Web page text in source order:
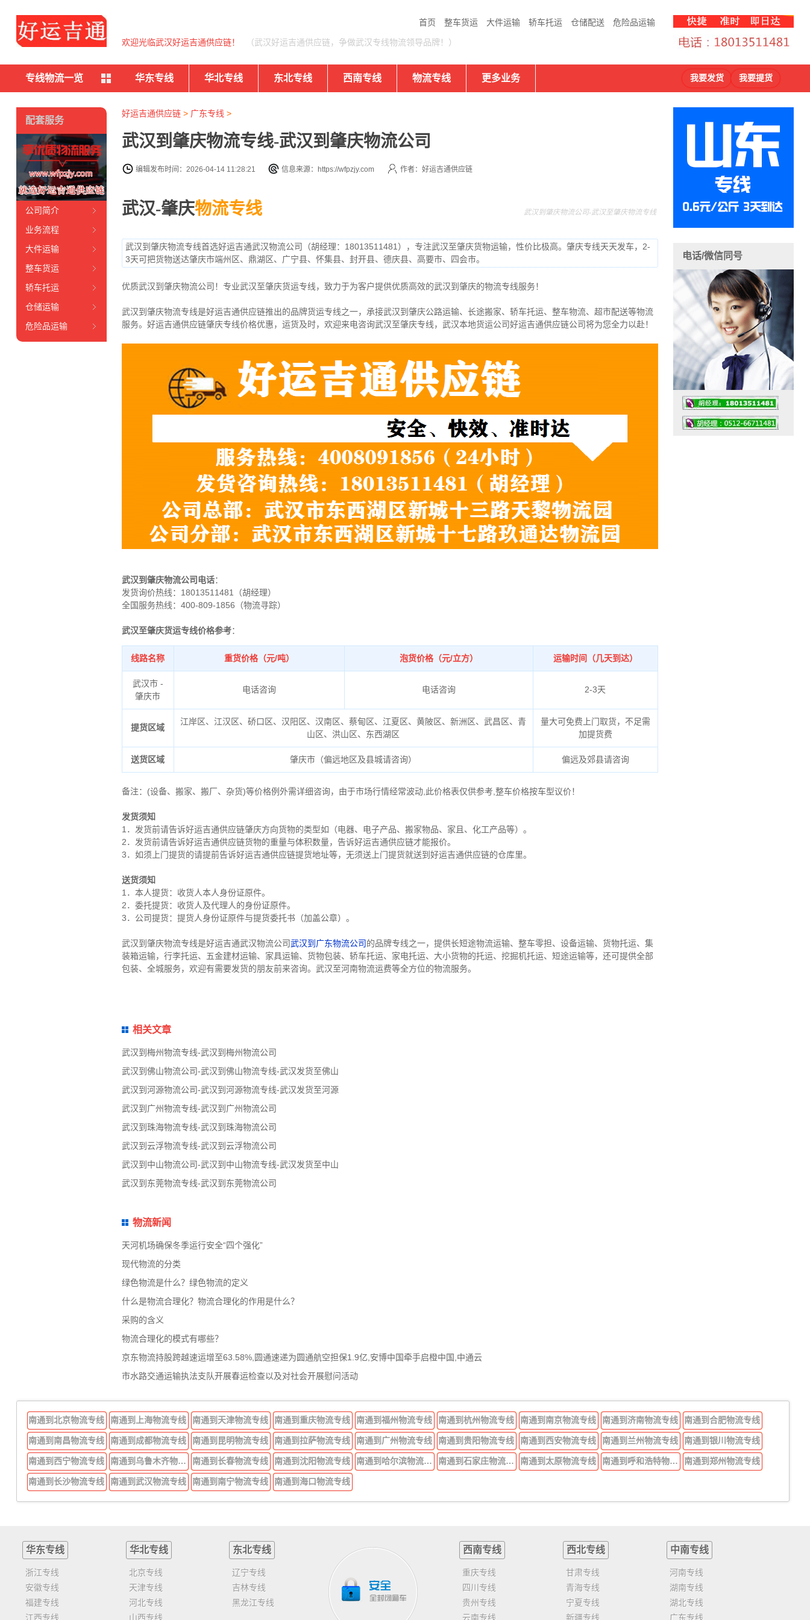
首页 整车货运 大件运输 轿车托运 仓储配送 危险品运输
欢迎光临武汉好运吉通供应链！ （武汉好运吉通供应链，争做武汉专线物流领导品牌！）
专线物流一览 华东专线 华北专线 东北专线 西南专线 物流专线 更多业务 我要发货 我要提货
好运吉通供应链> 广东专线 >
武汉到肇庆物流专线-武汉到肇庆物流公司
编辑发布时间：2026-04-14 11:28:21 信息来源：https://wfpzjy.com 作者：好运吉通供应链
武汉-肇庆物流专线 武汉到肇庆物流公司-武汉至肇庆物流专线
武汉到肇庆物流专线首选好运吉通武汉物流公司（胡经理：18013511481），专注武汉至肇庆货物运输，性价比极高。肇庆专线天天发车，2-
3天可把货物送达肇庆市端州区、鼎湖区、广宁县、怀集县、封开县、德庆县、高要市、四会市。
优质武汉到肇庆物流公司！专业武汉至肇庆货运专线，致力于为客户提供优质高效的武汉到肇庆的物流专线服务！
武汉到肇庆物流专线是好运吉通供应链推出的品牌货运专线之一， 承接武汉到肇庆公路运输、长途搬家、轿车托运、整车物流、超市配送等物流
服务。 好运吉通供应链肇庆专线价格优惠，运货及时，欢迎来电咨询武汉至肇庆专线，武汉本地货运公司好运吉通供应链公司将为您全力以赴！
武汉到肇庆物流公司电话：
发货询价热线： 18013511481（胡经理）
全国服务热线：400-809-1856（物流寻踪）
武汉至肇庆货运专线价格参考：
线路名称 重货价格（元/吨） 泡货价格（元/立方） 运输时间（几天到达）
武汉市 -
肇庆市
电话咨询 电话咨询 2-3天
提货区域
江岸区、江汉区、硚口区、汉阳区、汉南区、蔡甸区、江夏区、黄陂区、新洲区、武昌区、青
山区、洪山区、东西湖区
量大可免费上门取货，不足需
加提货费
送货区域 肇庆市（偏远地区及县城请咨询） 偏远及郊县请咨询
备注： (设备、搬家、搬厂、杂货)等价格例外需详细咨询，由于市场行情经常波动,此价格表仅供参考,整车价格按车型议价！
发货须知
1．发货前请告诉好运吉通供应链肇庆方向货物的类型如（电器、电子产品、搬家物品、家且、化工产品等）。
2．发货前请告诉好运吉通供应链货物的重量与体积数量，告诉好运吉通供应链才能报价。
3．如须上门提货的请提前告诉好运吉通供应链提货地址等，无须送上门提货就送到好运吉通供应链的仓库里。
送货须知
1．本人提货：收货人本人身份证原件。
2．委托提货：收货人及代理人的身份证原件。
3．公司提货：提货人身份证原件与提货委托书（加盖公章）。
武汉到肇庆物流专线是好运吉通武汉物流公司武汉到广东物流公司的品牌专线之一，提供长短途物流运输、整车零担、设备运输、货物托运、集
装箱运输，行李托运、五金建材运输、家具运输、货物包装、轿车托运、家电托运、大小货物的托运、挖掘机托运、短途运输等，还可提供全部
包装、全城服务，欢迎有需要发货的朋友前来咨询。武汉至河南物流运费等全方位的物流服务。
相关文章
武汉到梅州物流专线-武汉到梅州物流公司
武汉到佛山物流公司-武汉到佛山物流专线-武汉发货至佛山
武汉到河源物流公司-武汉到河源物流专线-武汉发货至河源
武汉到广州物流专线-武汉到广州物流公司
武汉到珠海物流专线-武汉到珠海物流公司
武汉到云浮物流专线-武汉到云浮物流公司
武汉到中山物流公司-武汉到中山物流专线-武汉发货至中山
武汉到东莞物流专线-武汉到东莞物流公司
物流新闻
天河机场确保冬季运行安全“四个强化”
现代物流的分类
绿色物流是什么？绿色物流的定义
什么是物流合理化？物流合理化的作用是什么？
采购的含义
物流合理化的模式有哪些？
京东物流持股跨越速运增至63.58%,圆通速递为圆通航空担保1.9亿,安博中国牵手启橙中国,中通云
市水路交通运输执法支队开展春运检查以及对社会开展慰问活动
配套服务
公司简介
业务流程
大件运输
整车货运
轿车托运
仓储运输
危险品运输
电话/微信同号
南通到北京物流专线 南通到上海物流专线 南通到天津物流专线 南通到重庆物流专线 南通到福州物流专线 南通到杭州物流专线 南通到南京物流专线 南通到济南物流专线 南通到合肥物流专线
南通到南昌物流专线 南通到成都物流专线 南通到昆明物流专线 南通到拉萨物流专线 南通到广州物流专线 南通到贵阳物流专线 南通到西安物流专线 南通到兰州物流专线 南通到银川物流专线
南通到西宁物流专线 南通到乌鲁木齐物流专线 南通到长春物流专线 南通到沈阳物流专线 南通到哈尔滨物流专线 南通到石家庄物流专线 南通到太原物流专线 南通到呼和浩特物流专线 南通到郑州物流专线
南通到长沙物流专线 南通到武汉物流专线 南通到南宁物流专线 南通到海口物流专线
华东专线
浙江专线
安徽专线
福建专线
江西专线
华北专线
北京专线
天津专线
河北专线
山西专线
东北专线
辽宁专线
吉林专线
黑龙江专线
西南专线
重庆专线
四川专线
贵州专线
云南专线
西北专线
甘肃专线
青海专线
宁夏专线
新疆专线
中南专线
河南专线
湖南专线
湖北专线
广东专线